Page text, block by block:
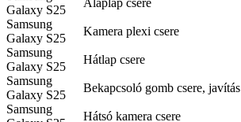
Galaxy S25
Samsung
Galaxy S25
Kamera plexi csere
Samsung
Galaxy S25
Hátlap csere
Samsung
Galaxy S25
Bekapcsoló gomb csere, javítás
Samsung
Hátsó kamera csere